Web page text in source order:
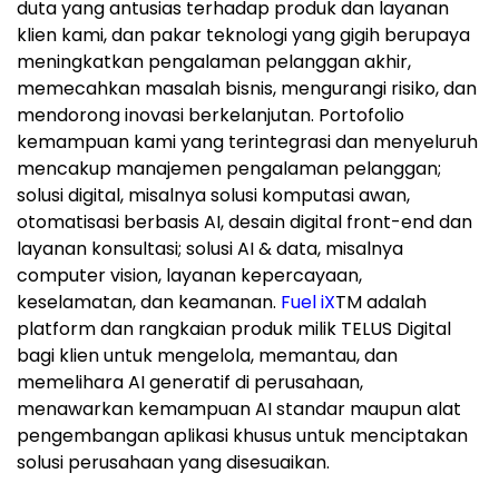
duta yang antusias terhadap produk dan layanan
klien kami, dan pakar teknologi yang gigih berupaya
meningkatkan pengalaman pelanggan akhir,
memecahkan masalah bisnis, mengurangi risiko, dan
mendorong inovasi berkelanjutan. Portofolio
kemampuan kami yang terintegrasi dan menyeluruh
mencakup manajemen pengalaman pelanggan;
solusi digital, misalnya solusi komputasi awan,
otomatisasi berbasis AI, desain digital front-end dan
layanan konsultasi; solusi AI & data, misalnya
computer vision, layanan kepercayaan,
keselamatan, dan keamanan. Fuel iXTMadalah
platform dan rangkaian produk milik TELUS Digital
bagi klien untuk mengelola, memantau, dan
memelihara AI generatif di perusahaan,
menawarkan kemampuan AI standar maupun alat
pengembangan aplikasi khusus untuk menciptakan
solusi perusahaan yang disesuaikan.